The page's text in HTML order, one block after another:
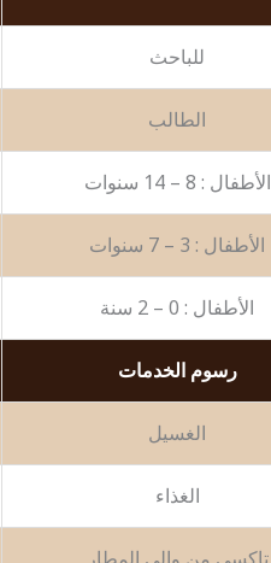
للباحث
الطالب
الأطفال : 8 – 14 سنوات
الأطفال : 3 – 7 سنوات
الأطفال : 0 – 2 سنة
رسوم الخدمات
الغسيل
الغذاء